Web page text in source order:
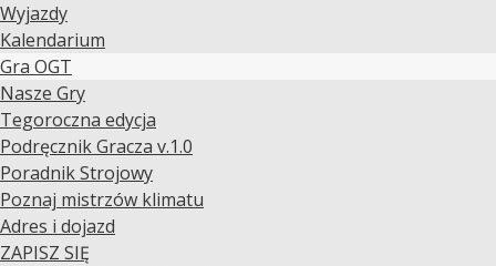
Wyjazdy
Kalendarium
Gra OGT
Nasze Gry
Tegoroczna edycja
Podręcznik Gracza v.1.0
Poradnik Strojowy
Poznaj mistrzów klimatu
Adres i dojazd
ZAPISZ SIĘ